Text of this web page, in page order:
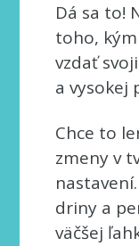
Dá sa to!
toho, kým
vzdať
a vysokej
Chce to
zmeny v
driny a
väčšej